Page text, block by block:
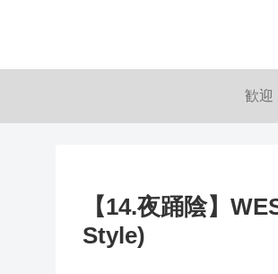
歓迎
【14.夜踊陰】
Style)